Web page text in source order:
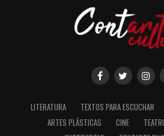
LITERATURA TEXTOS PARA ESCUCHAR
ARTES PLÁSTICAS
CINE